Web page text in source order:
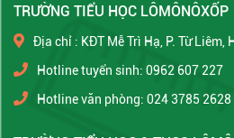
TRƯỜNG TIỂU HỌC LÔMÔNÔXỐP
Địa chỉ : KĐT Mễ Trì Hạ, P. Từ Liêm,
Hotline tuyển sinh: 0962 607 227
Hotline văn phòng: 024 3785